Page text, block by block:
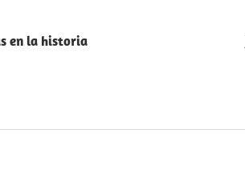
en la historia